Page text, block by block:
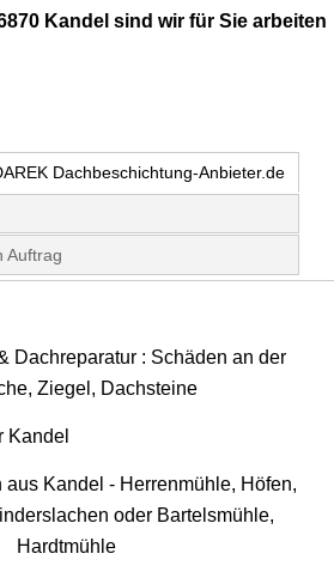
Kandel sind wir für Sie arbeiten
Dachbeschichtung-Anbieter.de
Auftrag